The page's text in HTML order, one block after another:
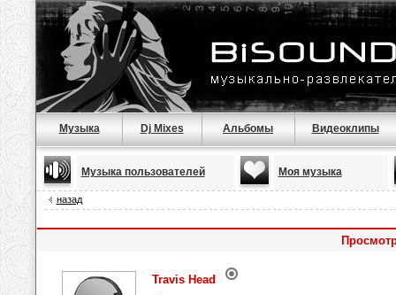
Музыка Dj Mixes Альбомы Видеоклипы
Музыка пользователей Моя музыка
назад
Travis Head